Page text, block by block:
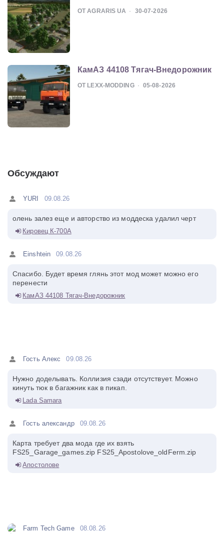
ОТ AGRARIS UA 30-07-2026
КамАЗ 44108 Тягач-Внедорожник
ОТ LEXX-MODDING 05-08-2026
Обсуждают
YURI 09.08.26
олень залез еще и авторство из моддеска удалил черт
Кировец К-700А
Einshtein 09.08.26
Спасибо. Будет время глянь этот мод может можно его
перенести
КамАЗ 44108 Тягач-Внедорожник
Гость Алекс 09.08.26
Нужно доделывать. Коллизия сзади отсутствует. Можно
кинуть тюк в багажник как в пикап.
Lada Samara
Гость александр 09.08.26
Карта требует два мода где их взять
FS25_Garage_games.zip FS25_Apostolove_oldFerm.zip
Апостолове
Farm Tech Game 08.08.26